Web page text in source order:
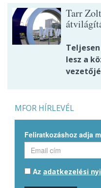
Tarr
lesz a
MFOR HÍRLEVÉL
Feliratkozáshoz adja
Az adatkezelési